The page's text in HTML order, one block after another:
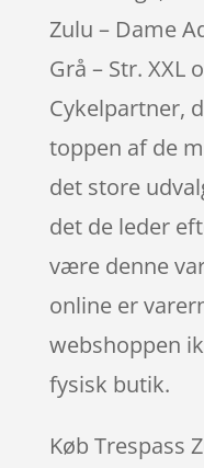
Zulu – Dame
Grå – Str. XXL
Cykelpartner,
toppen af de
det store
det de leder
være denne
online er
webshoppen
fysisk butik.
Køb Trespass